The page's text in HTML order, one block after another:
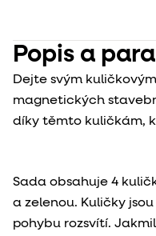
Popis a
Dejte svým
magnetických
díky těmto kuličkám,
Sada obsahuje 4
a zelenou. Kuličky
pohybu rozsvítí.